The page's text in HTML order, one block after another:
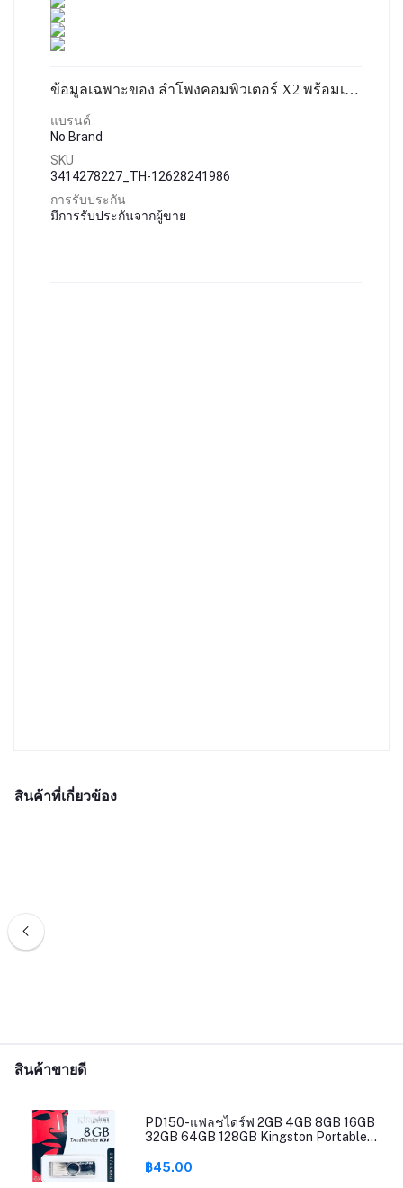
ข้อมูลเฉพาะของ ลำโพงคอมพิวเตอร์ X2 พร้อมเครื่องปรับระดับเสียง ลำโพงUSB ชุดลำโพง2.0 ลำโพงต่อโทรศัพท์ ลำโพงต่อTV โทรทัศน์ ลำโพงคอม ลำโพงแล็ปท็อป ลำโพGAMING
แบรนด์
No Brand
SKU
3414278227_TH-12628241986
การรับประกัน
มีการรับประกันจากผู้ขาย
สินค้าที่เกี่ยวข้อง
สินค้าขายดี
PD150-แฟลชไดร์ฟ 2GB 4GB 8GB 16GB
32GB 64GB 128GB Kingston Portable
฿45.00